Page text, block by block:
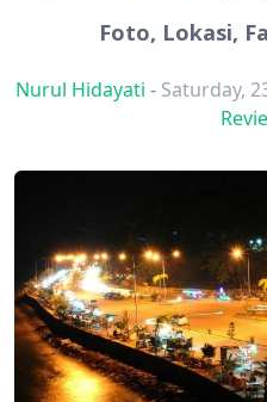
Foto, Lokasi,
Nurul Hidayati - Saturday,